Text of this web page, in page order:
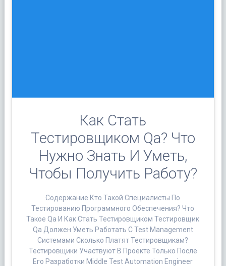
Как Стать
Тестировщиком Qa? Что
Нужно Знать И Уметь,
Чтобы Получить Работу?
Содержание Кто Такой Специалисты По
Тестированию Программного Обеспечения? Что
Такое Qa И Как Стать Тестировщиком Тестировщик
Qa Должен Уметь Работать С Test Management
Системами Сколько Платят Тестировщикам?
Тестировщики Участвуют В Проекте Только После
Его Разработки Middle Test Automation Engineer